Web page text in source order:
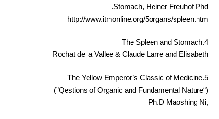
Stomach, Heiner Freuhof Phd.
http://www.itmonline.org/5organs/spleen.htm
4.The Spleen and Stomach
Rochat de la Vallee & Claude Larre and Elisabeth
5.The Yellow Emperor’s Classic of Medicine
(“Qestions of Organic and Fundamental Nature”)
,Ph.D Maoshing Ni